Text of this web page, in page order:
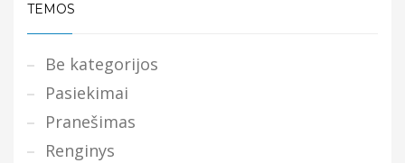
TEMOS
Be kategorijos
Pasiekimai
Pranešimas
Renginys